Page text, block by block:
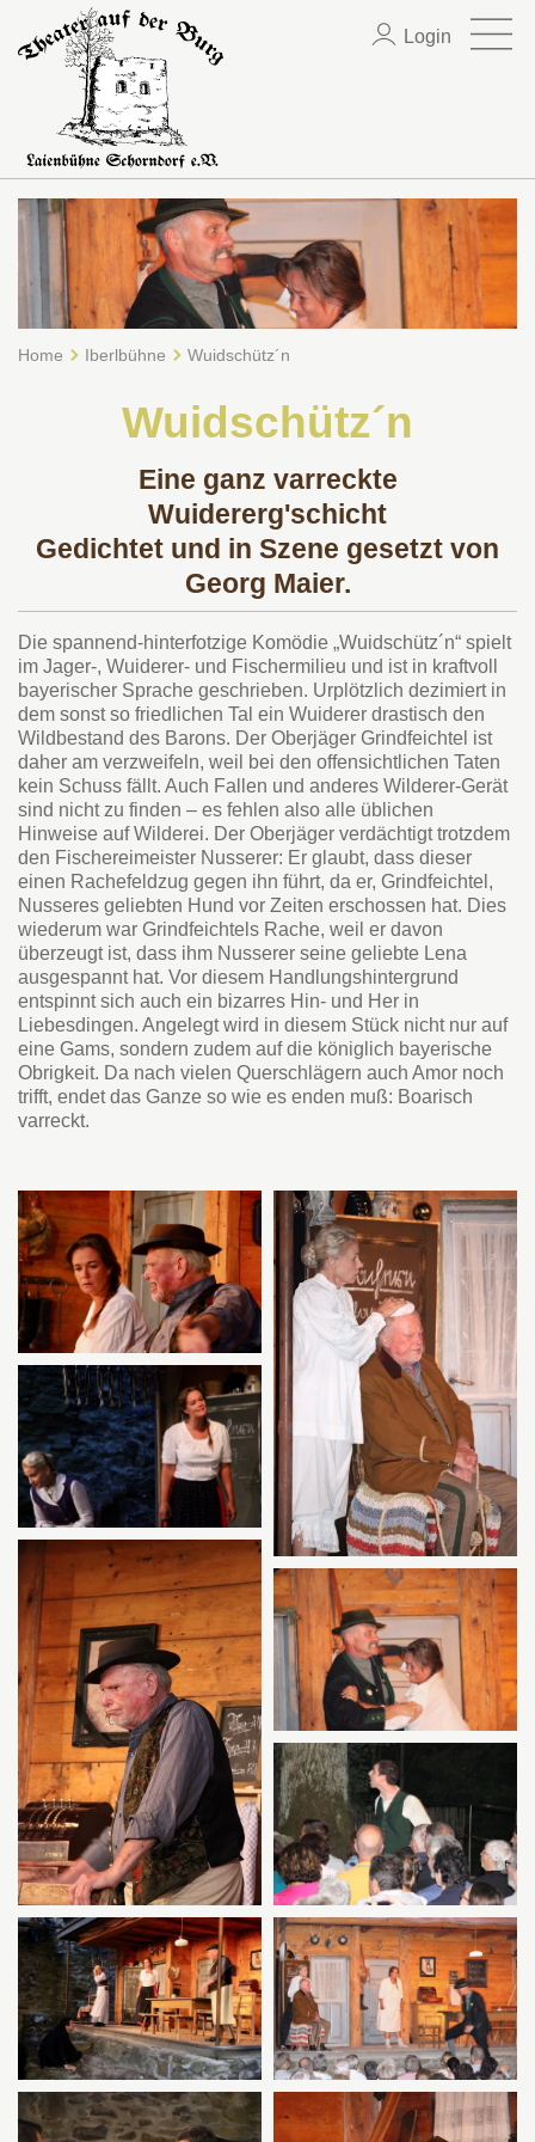
Login
Home Iberlbühne Wuidschütz´n
Wuidschütz´n
Eine ganz varreckte
Wuidererg'schicht
Gedichtet und in Szene gesetzt von
Georg Maier.
Die spannend-hinterfotzige Komödie „Wuidschütz´n“ spielt
im Jager-, Wuiderer- und Fischermilieu und ist in kraftvoll
bayerischer Sprache geschrieben. Urplötzlich dezimiert in
dem sonst so friedlichen Tal ein Wuiderer drastisch den
Wildbestand des Barons. Der Oberjäger Grindfeichtel ist
daher am verzweifeln, weil bei den offensichtlichen Taten
kein Schuss fällt. Auch Fallen und anderes Wilderer-Gerät
sind nicht zu finden – es fehlen also alle üblichen
Hinweise auf Wilderei. Der Oberjäger verdächtigt trotzdem
den Fischereimeister Nusserer: Er glaubt, dass dieser
einen Rachefeldzug gegen ihn führt, da er, Grindfeichtel,
Nusseres geliebten Hund vor Zeiten erschossen hat. Dies
wiederum war Grindfeichtels Rache, weil er davon
überzeugt ist, dass ihm Nusserer seine geliebte Lena
ausgespannt hat. Vor diesem Handlungshintergrund
entspinnt sich auch ein bizarres Hin- und Her in
Liebesdingen. Angelegt wird in diesem Stück nicht nur auf
eine Gams, sondern zudem auf die königlich bayerische
Obrigkeit. Da nach vielen Querschlägern auch Amor noch
trifft, endet das Ganze so wie es enden muß: Boarisch
varreckt.